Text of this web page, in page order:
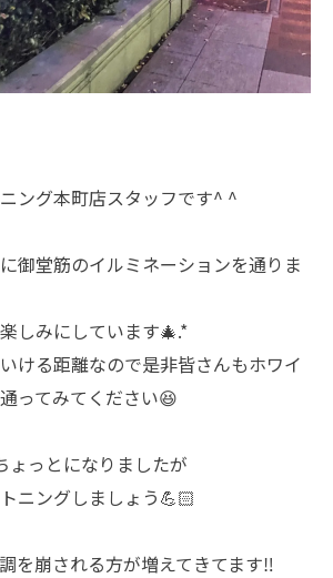
ング本町店スタッフです^ ^
御堂筋のイルミネーションを通りま
しみにしています🎄.*
ける距離なので是非皆さんもホワイ
ってみてください😆
ょっとになりましたが
ニングしましょう💪🏻
を崩される方が増えてきてます‼️